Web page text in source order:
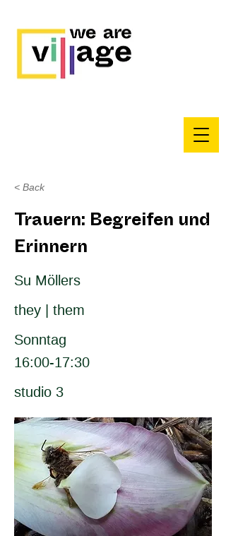
< Back
Trauern: Begreifen und
Erinnern
Su Möllers
they | them
Sonntag
16:00-17:30
studio 3